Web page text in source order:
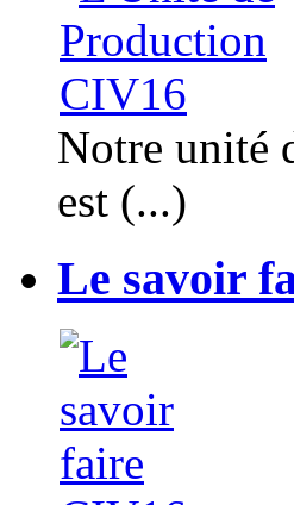
Notre unité
est (...)
Le savoir